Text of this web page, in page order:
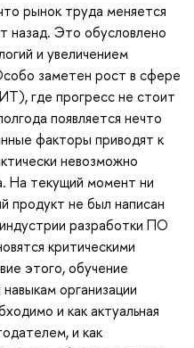
рынок труда меняется
назад. Это обусловлено
и увеличением
заметен рост в сфере
где прогресс не стоит
появляется нечто
факторы приводят к
невозможно
На текущий момент ни
продукт не был написан
разработки ПО
критическими
этого, обучение
организации
и как актуальная
и как